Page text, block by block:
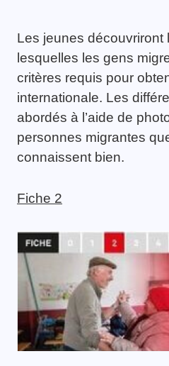
Les jeunes découvriront
lesquelles les gens
critères requis pour
internationale. Les
abordés à l’aide de
personnes migrantes
connaissent bien.
Fiche 2